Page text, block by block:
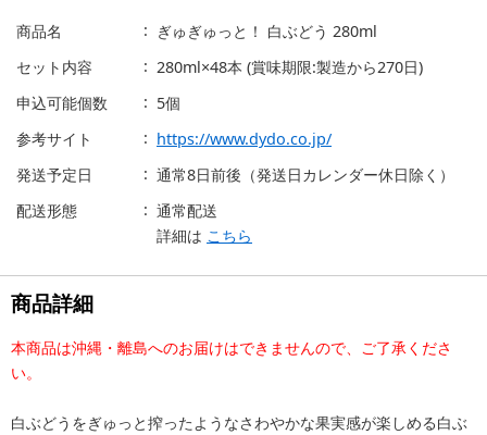
商品名
ぎゅぎゅっと！ 白ぶどう 280ml
セット内容
280ml×48本 (賞味期限:製造から270日)
申込可能個数
5個
参考サイト
https://www.dydo.co.jp/
発送予定日
通常8日前後（発送日カレンダー休日除く）
配送形態
通常配送
詳細は こちら
商品詳細
本商品は沖縄・離島へのお届けはできませんので、ご了承くださ
い。
白ぶどうをぎゅっと搾ったようなさわやかな果実感が楽しめる白ぶ